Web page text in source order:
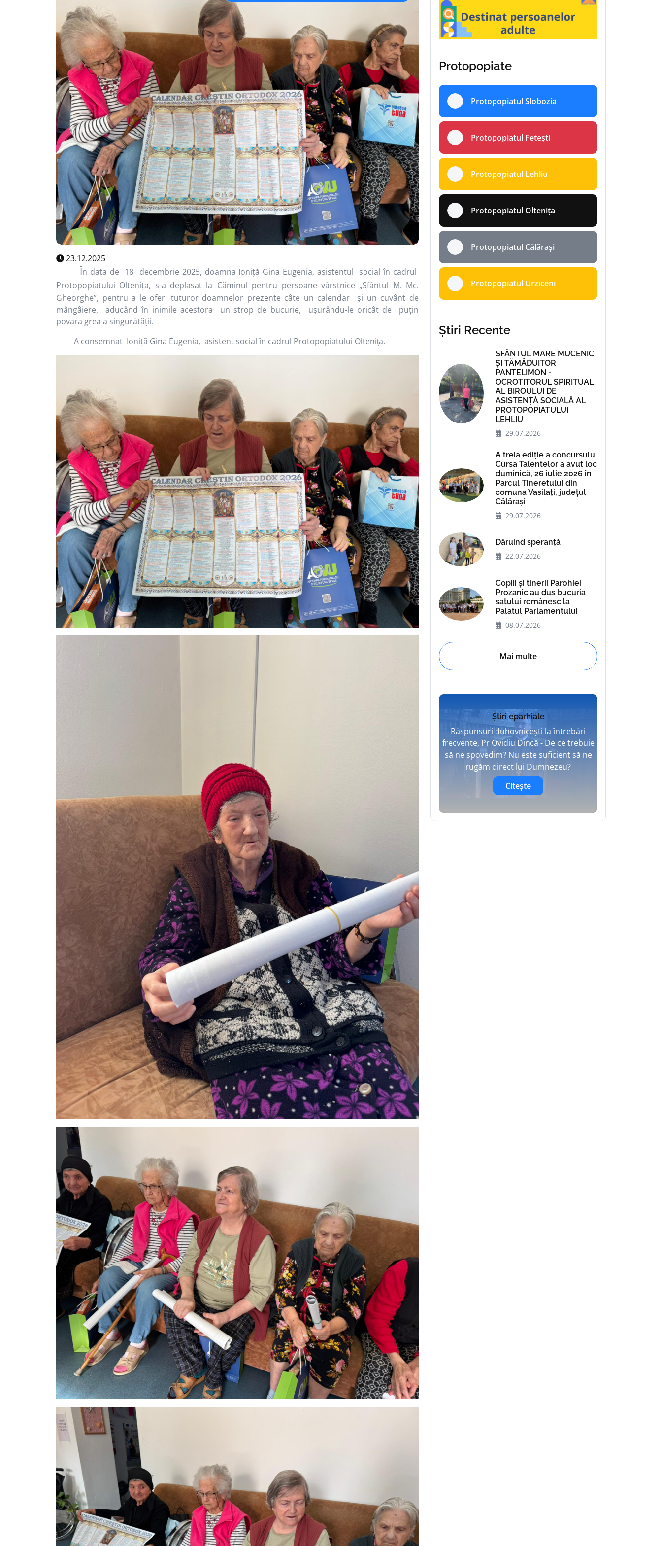
23.12.2025
În data de 18 decembrie 2025, doamna Ioniţă Gina Eugenia, asistentul social în cadrul
Protopopiatului Olteniţa, s-a deplasat la Căminul pentru persoane vârstnice „Sfântul M. Mc.
Gheorghe’’, pentru a le oferi tuturor doamnelor prezente câte un calendar şi un cuvânt de
mângâiere, aducând în inimile acestora un strop de bucurie, uşurându-le oricât de puţin
povara grea a singurătăţii.
A consemnat Ioniţã Gina Eugenia, asistent social în cadrul Protopopiatului Olteniţa.
Protopopiate
Protopopiatul Slobozia
Protopopiatul Fetești
Protopopiatul Lehliu
Protopopiatul Oltenița
Protopopiatul Călărași
Protopopiatul Urziceni
Știri Recente
SFÂNTUL MARE MUCENIC
ȘI TĂMĂDUITOR
PANTELIMON -
OCROTITORUL SPIRITUAL
AL BIROULUI DE
ASISTENȚĂ SOCIALĂ AL
PROTOPOPIATULUI
LEHLIU
29.07.2026
A treia ediție a concursului
Cursa Talentelor a avut loc
duminică, 26 iulie 2026 în
Parcul Tineretului din
comuna Vasilați, județul
Călărași
29.07.2026
Dăruind speranță
22.07.2026
Copiii și tinerii Parohiei
Prozanic au dus bucuria
satului românesc la
Palatul Parlamentului
08.07.2026
Mai multe
Știri eparhiale
Răspunsuri duhovnicești la întrebări
frecvente, Pr Ovidiu Dincă - De ce trebuie
să ne spovedim? Nu este suficient să ne
rugăm direct lui Dumnezeu?
Citește